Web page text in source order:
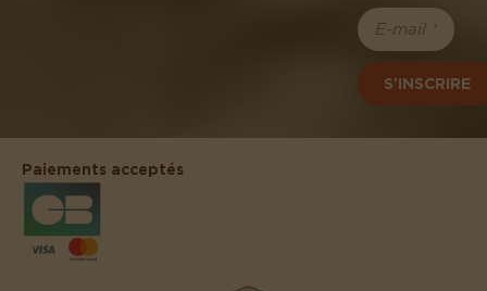
S'INSCRIRE
Paiements acceptés